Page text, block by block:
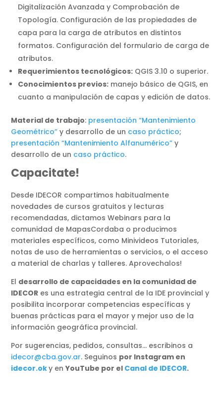
Digitalización Avanzada y Comprobación de
Topología. Configuración de las propiedades de
capa para la carga de atributos en distintos
formatos. Configuración del formulario de carga de
atributos.
Requerimientos tecnológicos: QGIS 3.10 o superior.
Conocimientos previos: manejo básico de QGIS, en
cuanto a manipulación de capas y edición de datos.
Material de trabajo: presentación “Mantenimiento
Geométrico” y desarrollo de un caso práctico;
presentación “Mantenimiento Alfanumérico” y
desarrollo de un caso práctico.
Capacitate!
Desde IDECOR compartimos habitualmente
novedades de cursos gratuitos y lecturas
recomendadas, dictamos Webinars para la
comunidad de MapasCordaba o producimos
materiales específicos, como Minivideos Tutoriales,
notas de uso de herramientas o servicios, o el acceso
a material de charlas y talleres. Aprovechalos!
El desarrollo de capacidades en la comunidad de
IDECOR es una estrategia central de la IDE provincial y
posibilita incorporar competencias específicas y
buenas prácticas para el mayor y mejor uso de la
información geográfica provincial.
Por sugerencias, pedidos, consultas… escribinos a
idecor@cba.gov.ar. Seguinos por Instagram en
idecor.oky enYouTube por el Canal de IDECOR.